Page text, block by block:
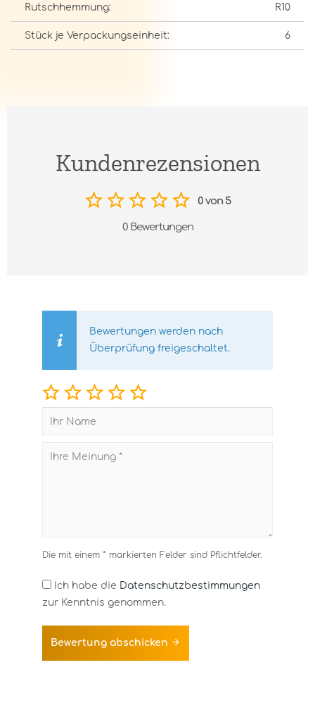
Rutschhemmung: R10
Stück je Verpackungseinheit: 6
Kundenrezensionen
0 von 5
0 Bewertungen
Bewertungen werden nach
Überprüfung freigeschaltet.
Die mit einem * markierten Felder sind Pflichtfelder.
Ich habe die Datenschutzbestimmungen
zur Kenntnis genommen.
Bewertung abschicken